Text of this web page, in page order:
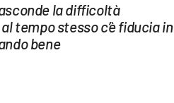
la difficoltà
tempo stesso c’è fiducia in
bene